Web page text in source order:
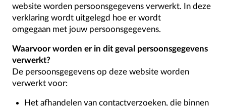
website worden persoonsgegevens verwerkt. In deze
verklaring wordt uitgelegd hoe er wordt
omgegaan met jouw persoonsgegevens.
Waarvoor worden er in dit geval persoonsgegevens
verwerkt?
De persoonsgegevens op deze website worden
verwerkt voor:
Het afhandelen van contactverzoeken, die binnen